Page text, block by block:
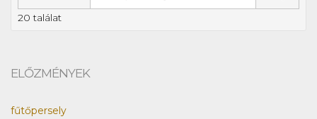
20 találat
ELŐZMÉNYEK
fűtőpersely